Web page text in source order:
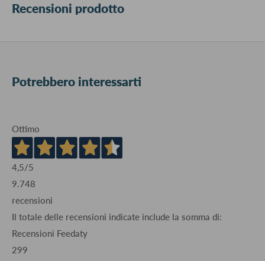
Recensioni prodotto
Potrebbero interessarti
Ottimo
4,5/5
9.748
recensioni
Il totale delle recensioni indicate include la somma di:
Recensioni Feedaty
299